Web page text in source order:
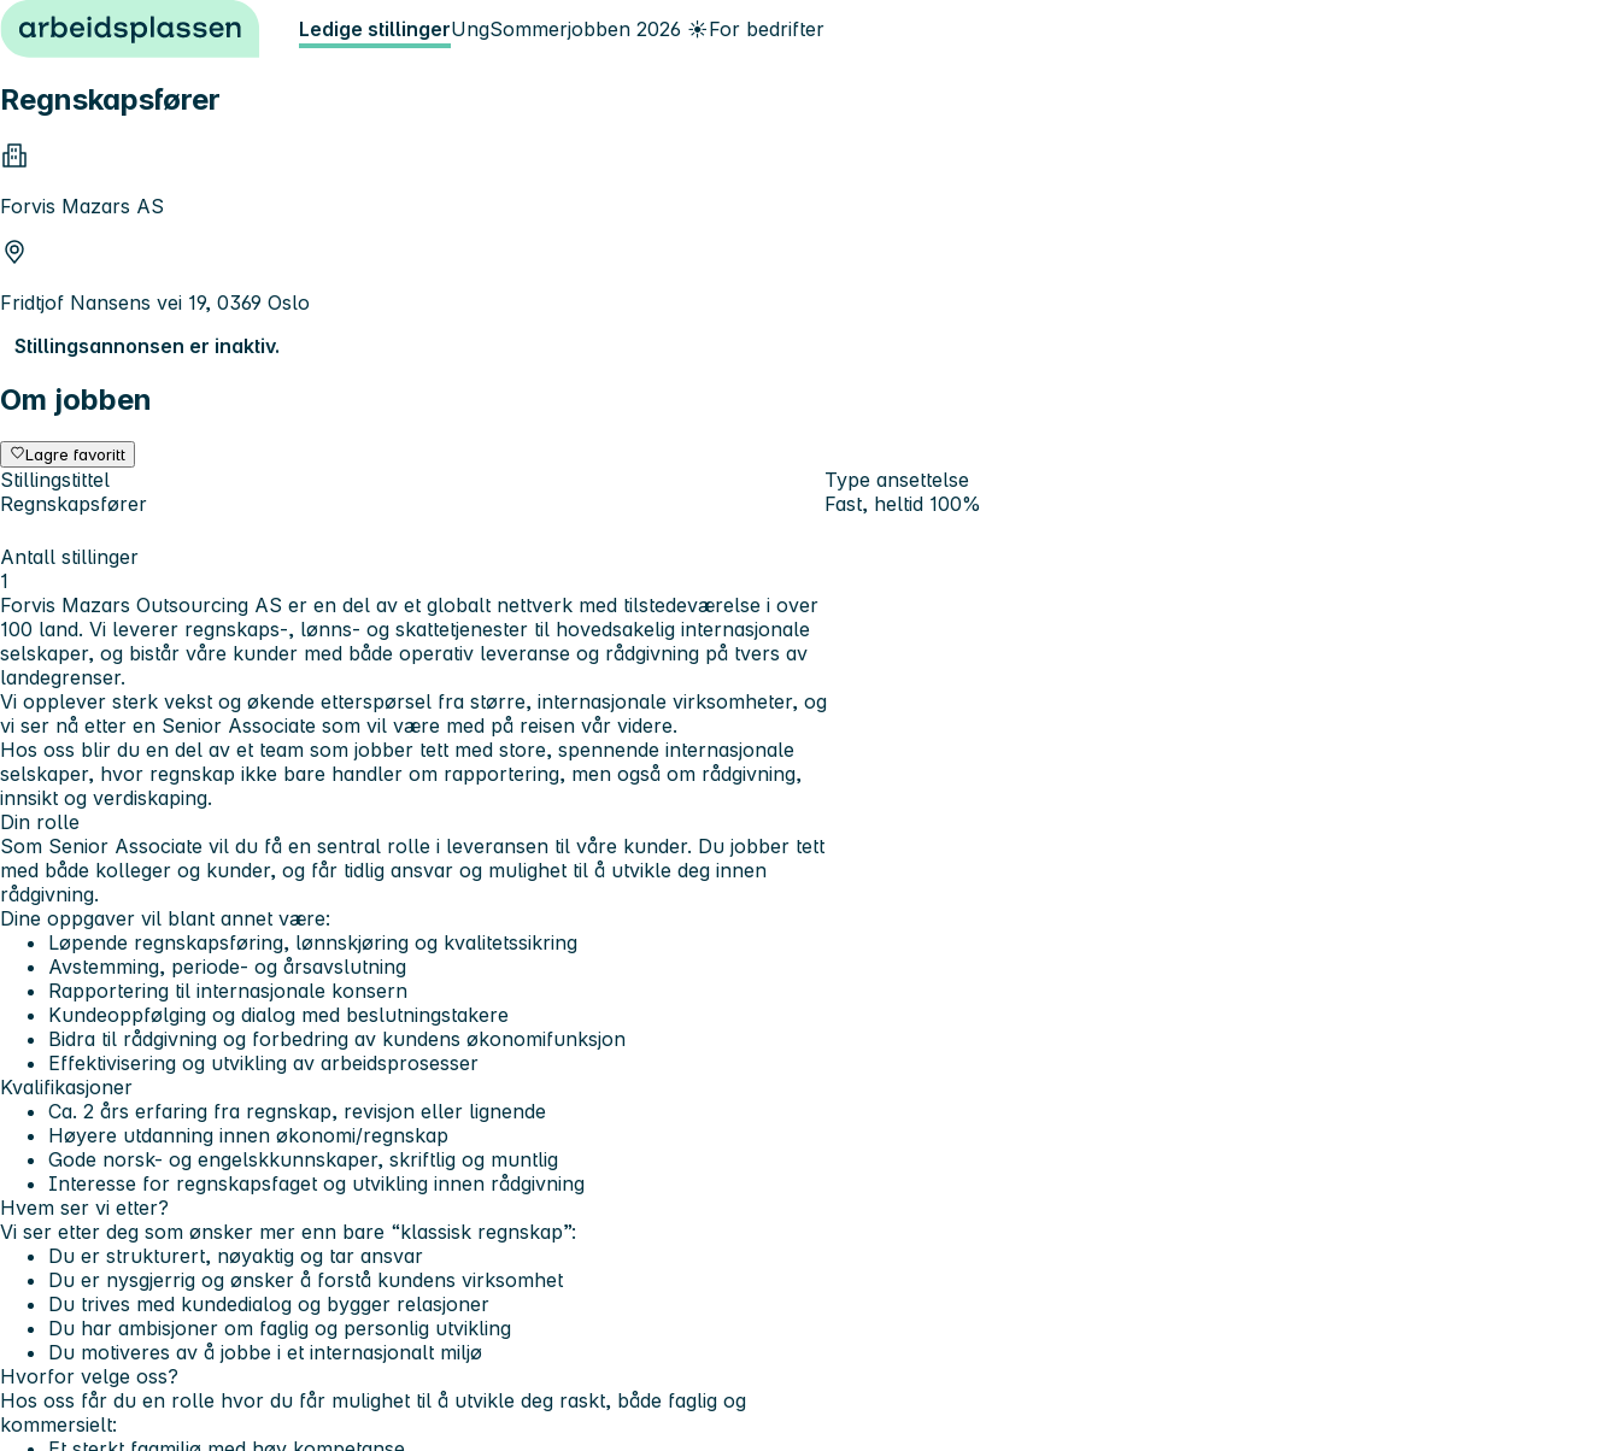
Hopp til innhold Ledige stillingerUngSommerjobben 2026 ☀️For bedrifter
Regnskapsfører
Forvis Mazars AS
Fridtjof Nansens vei 19, 0369 Oslo
Stillingsannonsen er inaktiv.
Om jobben
Lagre favoritt
Stillingstittel
Regnskapsfører
Type ansettelse
Fast, heltid 100%
Antall stillinger
1
Forvis Mazars Outsourcing AS er en del av et globalt nettverk med tilstedeværelse i over
100 land. Vi leverer regnskaps-, lønns- og skattetjenester til hovedsakelig internasjonale
selskaper, og bistår våre kunder med både operativ leveranse og rådgivning på tvers av
landegrenser.
Vi opplever sterk vekst og økende etterspørsel fra større, internasjonale virksomheter, og
vi ser nå etter en Senior Associate som vil være med på reisen vår videre.
Hos oss blir du en del av et team som jobber tett med store, spennende internasjonale
selskaper, hvor regnskap ikke bare handler om rapportering, men også om rådgivning,
innsikt og verdiskaping.
Din rolle
Som Senior Associate vil du få en sentral rolle i leveransen til våre kunder. Du jobber tett
med både kolleger og kunder, og får tidlig ansvar og mulighet til å utvikle deg innen
rådgivning.
Dine oppgaver vil blant annet være:
Løpende regnskapsføring, lønnskjøring og kvalitetssikring
Avstemming, periode- og årsavslutning
Rapportering til internasjonale konsern
Kundeoppfølging og dialog med beslutningstakere
Bidra til rådgivning og forbedring av kundens økonomifunksjon
Effektivisering og utvikling av arbeidsprosesser
Kvalifikasjoner
Ca. 2 års erfaring fra regnskap, revisjon eller lignende
Høyere utdanning innen økonomi/regnskap
Gode norsk- og engelskkunnskaper, skriftlig og muntlig
Interesse for regnskapsfaget og utvikling innen rådgivning
Hvem ser vi etter?
Vi ser etter deg som ønsker mer enn bare “klassisk regnskap”:
Du er strukturert, nøyaktig og tar ansvar
Du er nysgjerrig og ønsker å forstå kundens virksomhet
Du trives med kundedialog og bygger relasjoner
Du har ambisjoner om faglig og personlig utvikling
Du motiveres av å jobbe i et internasjonalt miljø
Hvorfor velge oss?
Hos oss får du en rolle hvor du får mulighet til å utvikle deg raskt, både faglig og
kommersielt: